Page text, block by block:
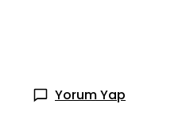
Yorum Yap